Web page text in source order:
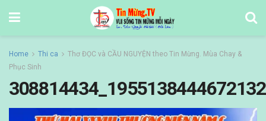
Home Thi ca
Thơ ĐỌC và CẦU NGUYỆN theo Tin Mừng. Mùa Chay &
Phục Sinh